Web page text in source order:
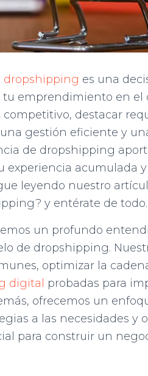
dropshipping es una
emprendimiento en el
destacar
gestión eficiente y
de dropshipping
experiencia acumulada y
leyendo nuestro
y entérate de todo.
un profundo
de dropshipping.
optimizar la
digital
probadas para
ofrecemos un
a las necesidades y
para construir un